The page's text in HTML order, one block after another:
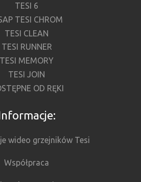
TESI 6
TESI CHROM
TESI CLEAN
TESI RUNNER
TESI MEMORY
TESI JOIN
OD RĘKI
wideo grzejników Tesi
Współpraca